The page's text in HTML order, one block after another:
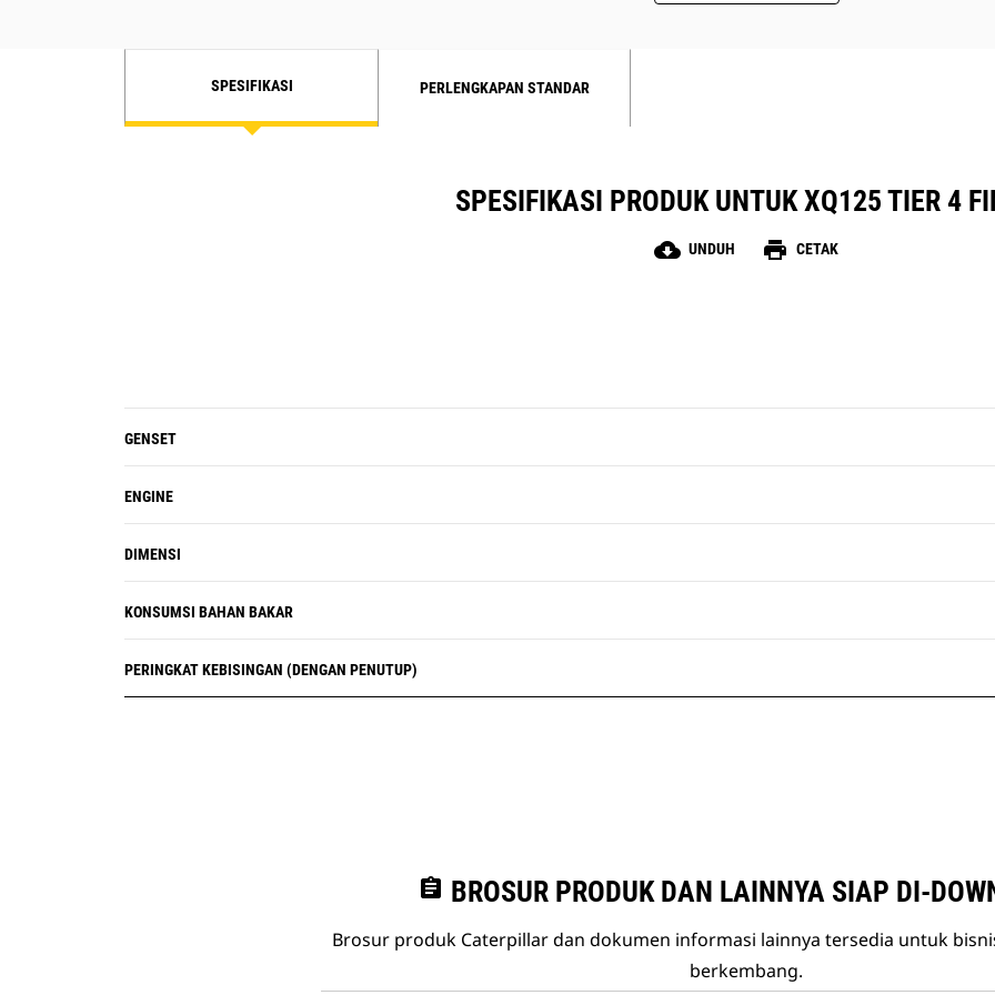
SPESIFIKASI PERLENGKAPAN STANDAR
SPESIFIKASI PRODUK UNTUK XQ125 TIER 4
cloud_download UNDUH print CETAK
GENSET
ENGINE
DIMENSI
KONSUMSI BAHAN BAKAR
PERINGKAT KEBISINGAN (DENGAN PENUTUP)
assignment BROSUR PRODUK DAN LAINNYA SIAP DI-
Brosur produk Caterpillar dan dokumen informasi lainnya tersedia untuk
berkembang.